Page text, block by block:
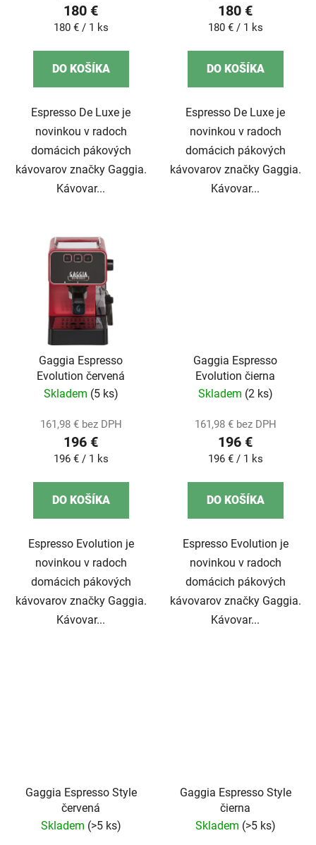
180 €
Jednotková
180 € / 1 ks
DO KOŠÍKA
Espresso De Luxe je
novinkou v radoch
domácich pákových
kávovarov značky Gaggia.
Kávovar...
180 €
Jednotková
180 € / 1 ks
DO KOŠÍKA
Espresso De Luxe je
novinkou v radoch
domácich pákových
kávovarov značky Gaggia.
Kávovar...
Gaggia Espresso
Evolution červená
Skladem (5 ks)
161,98 € bez DPH
196 €
Jednotková
196 € / 1 ks
DO KOŠÍKA
Espresso Evolution je
novinkou v radoch
domácich pákových
kávovarov značky Gaggia.
Kávovar...
Gaggia Espresso
Evolution čierna
Skladem (2 ks)
161,98 € bez DPH
196 €
Jednotková
196 € / 1 ks
DO KOŠÍKA
Espresso Evolution je
novinkou v radoch
domácich pákových
kávovarov značky Gaggia.
Kávovar...
Gaggia Espresso Style
červená
Skladem (>5 ks)
Gaggia Espresso Style
čierna
Skladem (>5 ks)